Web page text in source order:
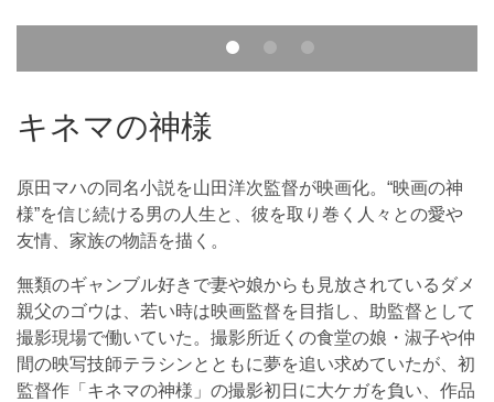
キネマの神様
原田マハの同名小説を山田洋次監督が映画化。“映画の神
様”を信じ続ける男の人生と、彼を取り巻く人々との愛や
友情、家族の物語を描く。
無類のギャンブル好きで妻や娘からも見放されているダメ
親父のゴウは、若い時は映画監督を目指し、助監督として
撮影現場で働いていた。撮影所近くの食堂の娘・淑子や仲
間の映写技師テラシンとともに夢を追い求めていたが、初
監督作「キネマの神様」の撮影初日に大ケガを負い、作品